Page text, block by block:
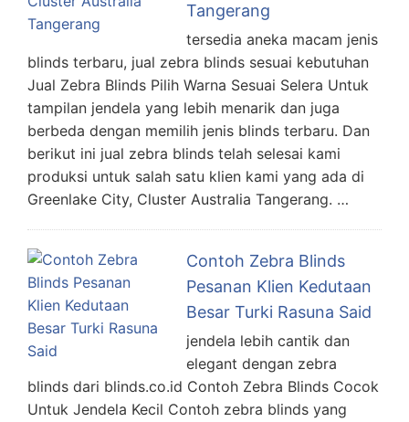
Tangerang
tersedia aneka macam jenis
blinds terbaru, jual zebra blinds sesuai kebutuhan
Jual Zebra Blinds Pilih Warna Sesuai Selera Untuk
tampilan jendela yang lebih menarik dan juga
berbeda dengan memilih jenis blinds terbaru. Dan
berikut ini jual zebra blinds telah selesai kami
produksi untuk salah satu klien kami yang ada di
Greenlake City, Cluster Australia Tangerang. …
Contoh Zebra Blinds
Pesanan Klien Kedutaan
Besar Turki Rasuna Said
jendela lebih cantik dan
elegant dengan zebra
blinds dari blinds.co.id Contoh Zebra Blinds Cocok
Untuk Jendela Kecil Contoh zebra blinds yang